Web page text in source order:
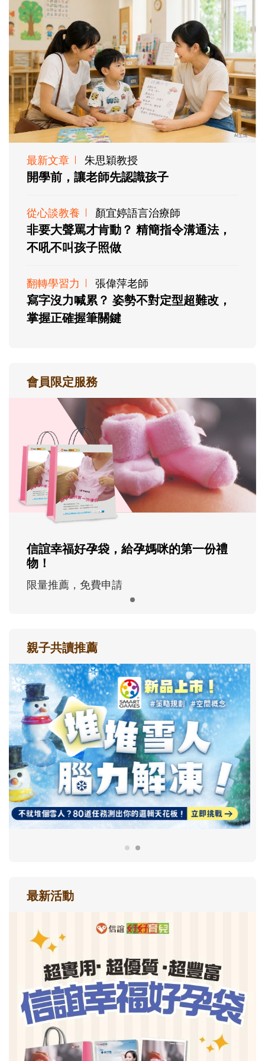
最新文章 朱思穎教授
開學前，讓老師先認識孩子
從心談教養 顏宜婷語言治療師
非要大聲罵才肯動？ 精簡指令溝通法，
不吼不叫孩子照做
翻轉學習力 張偉萍老師
寫字沒力喊累？ 姿勢不對定型超難改，
掌握正確握筆關鍵
會員限定服務
信誼幸福好孕袋，給孕媽咪的第一份禮
物！
限量推薦，免費申請
親子共讀推薦
最新活動